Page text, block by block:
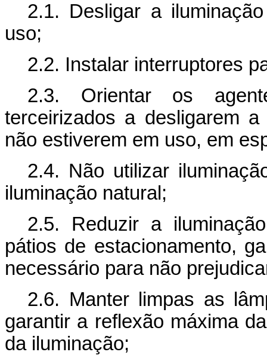
2.1. Desligar a
uso;
2.2. Instalar interruptores
2.3. Orientar os
terceirizados a desligarem
não estiverem em uso, em
2.4. Não utilizar
iluminação natural;
2.5. Reduzir a
pátios de estacionamento,
necessário para não
2.6. Manter limpas as
garantir a reflexão máxima
da iluminação;